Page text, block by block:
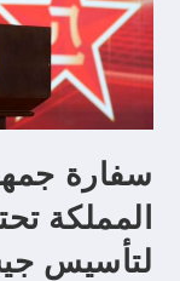
سفارة
لتأسيس